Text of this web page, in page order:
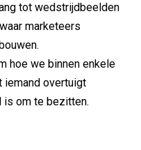
tot wedstrijdbeelden
marketeers
hoe we binnen enkele
iemand overtuigt
is om te bezitten.